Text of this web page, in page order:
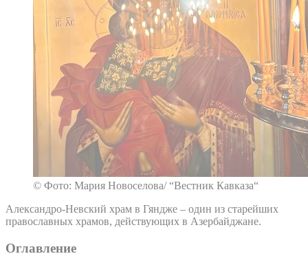
© Фото: Мария Новоселова/ “Вестник Кавказа“
Александро-Невский храм в Гяндже – один из старейших
православных храмов, действующих в Азербайджане.
Оглавление